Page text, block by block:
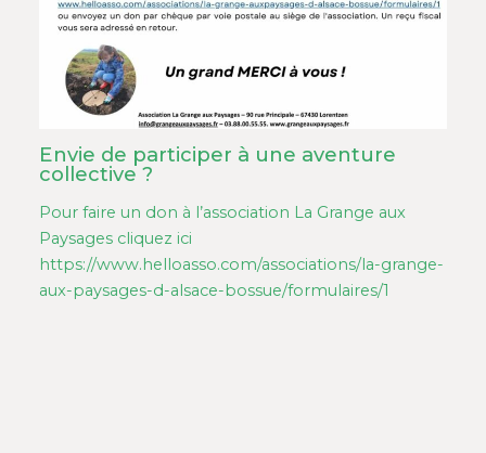
Envie de participer à une aventure
collective ?
Pour faire un don à l’association La Grange aux
Paysages cliquez ici
https://www.helloasso.com/associations/la-grange-
aux-paysages-d-alsace-bossue/formulaires/1